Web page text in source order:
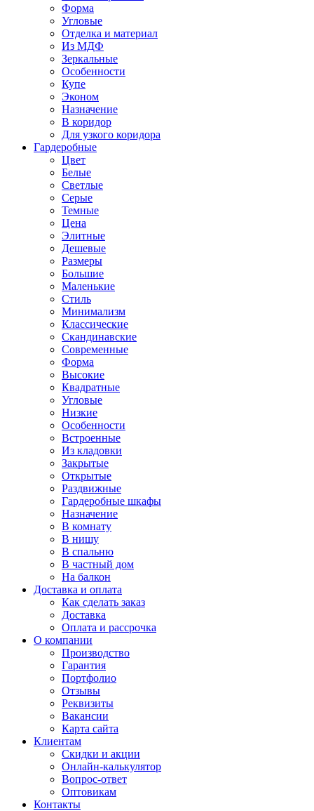
Форма
Угловые
Отделка и материал
Из МДФ
Зеркальные
Особенности
Купе
Эконом
Назначение
В коридор
Для узкого коридора
Гардеробные
Цвет
Белые
Светлые
Серые
Темные
Цена
Элитные
Дешевые
Размеры
Большие
Маленькие
Стиль
Минимализм
Классические
Скандинавские
Современные
Форма
Высокие
Квадратные
Угловые
Низкие
Особенности
Встроенные
Из кладовки
Закрытые
Открытые
Раздвижные
Гардеробные шкафы
Назначение
В комнату
В нишу
В спальню
В частный дом
На балкон
Доставка и оплата
Как сделать заказ
Доставка
Оплата и рассрочка
О компании
Производство
Гарантия
Портфолио
Отзывы
Реквизиты
Вакансии
Карта сайта
Клиентам
Скидки и акции
Онлайн-калькулятор
Вопрос-ответ
Оптовикам
Контакты